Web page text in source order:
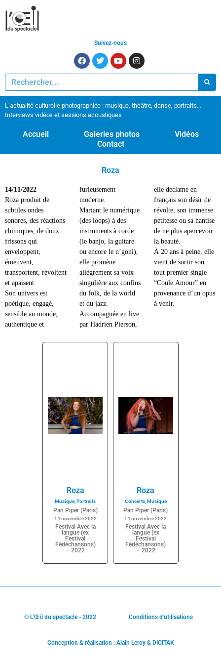
Suivez-nous
L’actualité culturelle photographiée : musique, théâtre, danse, portraits…
Interviews vidéos et sessions acoustiques
Accueil Galeries photos
Vidéos
Contact
Roza
14/11/2022
Roza produit de
subtiles ondes
sonores, des réactions
chimiques, de doux
frissons qui
enveloppent,
émeuvent,
transportent, révoltent
et apaisent.
Son univers est
poétique, engagé,
sensible au monde,
authentique et
furieusement
moderne.
Mariant le numérique
(des loops) à des
instruments à corde
(le banjo, la guitare
ou encore le n’goni),
elle promène
allègrement sa voix
singulière aux confins
du folk, de la world
et du jazz.
Accompagnée en live
par Hadrien Pierson,
elle déclame en
français son désir de
révolte, son immense
petitesse ou sa hantise
de ne plus apercevoir
la beauté.
À 20 ans à peine, elle
vient de sortir son
tout premier single
“Coule Amour” en
provenance d’un opus
à venir.
Roza
Musique,Portraits
Pan Piper (Paris)
14 novembre 2022
Festival Avec la
langue (ex
Festival
Fédéchansons)
– 2022
Roza
Concerts,Musique
Pan Piper (Paris)
14 novembre 2022
Festival Avec la
langue (ex
Festival
Fédéchansons)
– 2022
© L'Œil du spectacle - 2022 Conditions d'utilisations
Conception & réalisation : Alain Leroy & DIGITAK